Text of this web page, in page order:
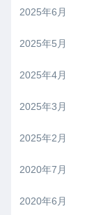
2025年6月
2025年5月
2025年4月
2025年3月
2025年2月
2020年7月
2020年6月